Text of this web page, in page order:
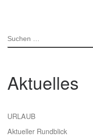
SUCHE
Aktuelles
URLAUB
Aktueller Rundblick